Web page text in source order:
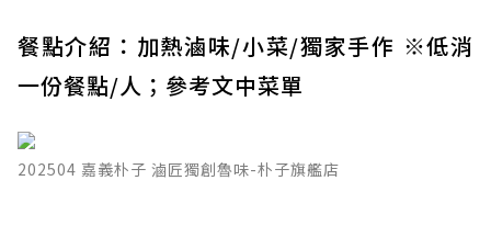
餐點介紹：加熱滷味/小菜/獨家手作 ※低消
一份餐點/人；參考文中菜單
202504 嘉義朴子 滷匠獨創魯味-朴子旗艦店